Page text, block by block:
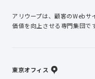
アリウープは、顧客のWebサ
価値を向上させる専門集団で
東京オフィス